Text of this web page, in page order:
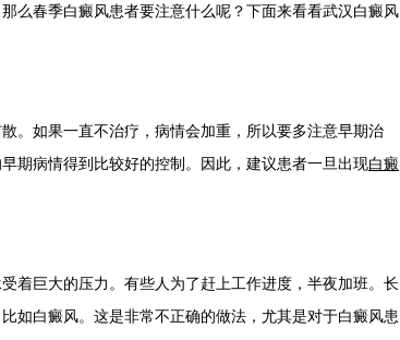
么春季白癜风患者要注意什么呢？下面来看看武汉白癜风
如果一直不治疗，病情会加重，所以要多注意早期治
期病情得到比较好的控制。因此，建议患者一旦出现白癜
巨大的压力。有些人为了赶上工作进度，半夜加班。长
如白癜风。这是非常不正确的做法，尤其是对于白癜风患